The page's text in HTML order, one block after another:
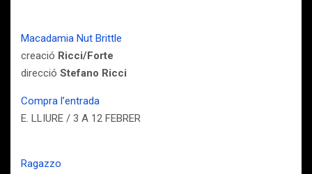
Macadamia Nut Brittle
creació Ricci/Forte
direcció Stefano Ricci
Compra l’entrada
E. LLIURE / 3 A 12 FEBRER
Ragazzo